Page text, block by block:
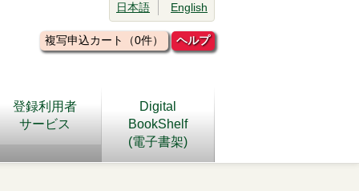
日本語 English
複写申込カート（0件） ヘルプ
登録利用者
サービス
Digital
BookShelf
(電子書架)